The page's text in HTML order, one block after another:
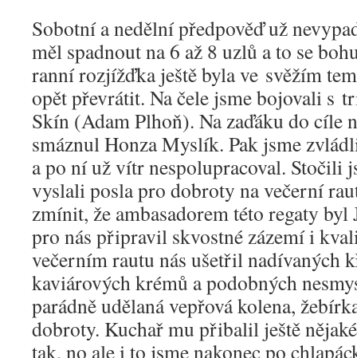
Sobotní a nedělní předpověď už
měl spadnout na 6 až 8 uzlů a to se
ranní rozjížďka ještě byla ve svěžím
opět převrátit. Na čele jsme bojovali s
Skín (Adam Plhoň). Na zaďáku do cíle
smáznul Honza Myslík. Pak jsme
a po ní už vítr nespolupracoval. Stočili
vyslali posla pro dobroty na večerní
zmínit, že ambasadorem této regaty
pro nás připravil skvostné zázemí i
večerním rautu nás ušetřil nadívaných
kaviárových krémů a podobných
parádně udělaná vepřová kolena,
dobroty. Kuchař mu přibalil ještě
tak, no ale i to jsme nakonec po